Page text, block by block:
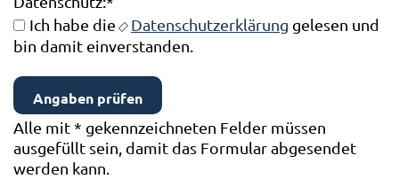
Ich habe die
Datenschutzerklärung gelesen und
bin damit einverstanden.
Alle mit* gekennzeichneten Felder müssen
ausgefüllt sein, damit das Formular abgesendet
werden kann.